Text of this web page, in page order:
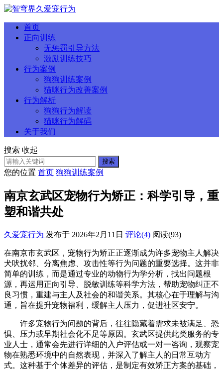
首页
正向训练
无惩罚引导方法
激励训练技巧
行为案例
狗狗训练案例
猫咪行为改善案例
行为解析
狗狗行为解读
猫咪行为解码
关于我们
搜索 收起
搜索
您的位置 首页 狗狗训练案例
南京玄武区宠物行为矫正：科学引导，重
塑和谐共处
久爱宠行为 发布于 2026年2月11日 评论(4) 阅读(93)
在南京市玄武区，宠物行为矫正正逐渐成为许多宠物主人解决
犬吠扰邻、分离焦虑、攻击性等行为问题的重要选择。这并非
简单的训练，而是通过专业的动物行为学分析，找出问题根
源，再运用正向引导、脱敏训练等科学方法，帮助宠物纠正不
良习惯，重建与主人及社会的和谐关系。其核心在于理解与沟
通，旨在提升宠物福利，缓解主人压力，促进社区安宁。
许多宠物行为问题的背后，往往隐藏着需求未被满足、恐
惧、压力或早期社会化不足等原因。玄武区提供此类服务的专
业人士，通常会先进行详细的入户评估或一对一咨询，观察宠
物在熟悉环境中的自然表现，并深入了解主人的日常互动方
式。这种基于个体差异的评估，是制定有效矫正方案的基础，